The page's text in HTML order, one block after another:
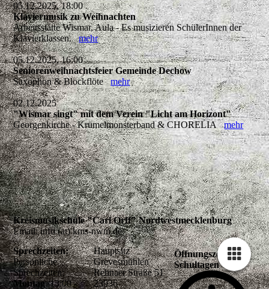
05.12.2025, 18:00
Klaviermusik zu Weihnachten
Arbeitsstätte Wismar, Aula - Es musizieren SchülerInnen der
Klavierklassen.mehr
05.12.2025, 16:00
Seniorenweihnachtsfeier Gemeinde Dechow
Saxophon & Blockflötemehr
02.12.2025
"Wismar singt" mit dem Verein "Licht am Horizont"
Georgenkirche - Krümelmonsterband & CHORELIAmehr
Kreismusikschule "Carl Orff" Nordwestmecklenburg
Email: info (at) kms-nwm.de
Sprechzeiten:
Persönliche
Sprechzeiten:
Montag13:00 -
Hauptsitz
Grevesmühlen
Rehnaer Straße 51
23936
Öffnungszeiten an
Schultagen